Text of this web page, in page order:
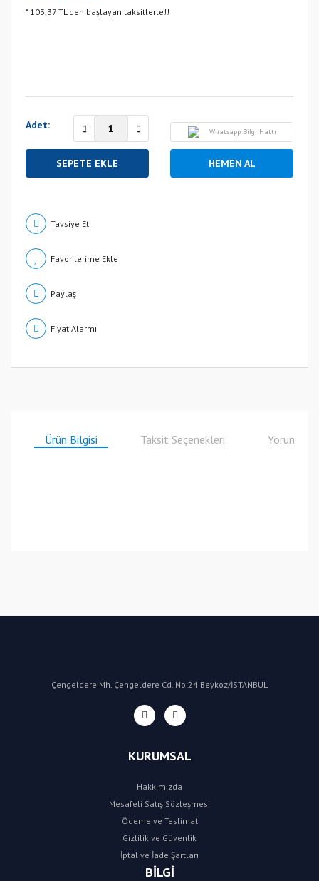
* 103,37 TL den başlayan taksitlerle!!
Adet:
Whatsapp Bilgi Hattı
SEPETE EKLE HEMEN AL
Tavsiye Et
Paylaş
Fiyat Alarmı
Ürün Bilgisi Taksit Seçenekleri Yorumlar
Çengeldere Mh. Çengeldere Cd. No:24 Beykoz/İSTANBUL
KURUMSAL
Hakkımızda
Mesafeli Satış Sözleşmesi
Ödeme ve Teslimat
Gizlilik ve Güvenlik
İptal ve İade Şartları
BİLGİ